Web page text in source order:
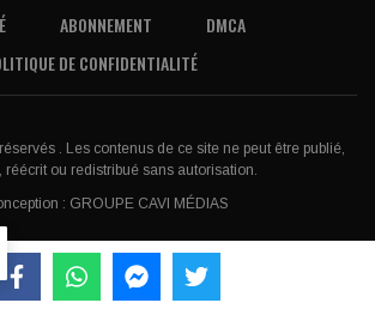
ABONNEMENT
DMCA
DE CONFIDENTIALITÉ
. Les contenus de ce site ne peut être publié,
réécrit ou redistribué sans autorisation.
: GROUPE CAVI MÉDIAS